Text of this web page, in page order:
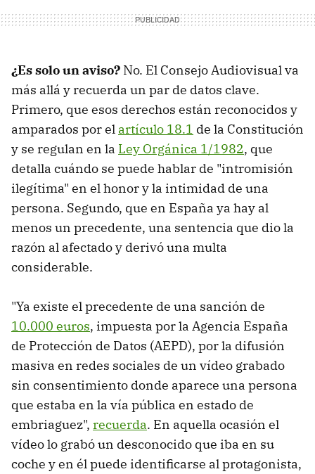
¿Es solo un aviso? No. El Consejo Audiovisual va
más allá y recuerda un par de datos clave.
Primero, que esos derechos están reconocidos y
amparados por el artículo 18.1 de la Constitución
y se regulan en la Ley Orgánica 1/1982, que
detalla cuándo se puede hablar de "intromisión
ilegítima" en el honor y la intimidad de una
persona. Segundo, que en España ya hay al
menos un precedente, una sentencia que dio la
razón al afectado y derivó una multa
considerable.
"Ya existe el precedente de una sanción de
10.000 euros, impuesta por la Agencia España
de Protección de Datos (AEPD), por la difusión
masiva en redes sociales de un vídeo grabado
sin consentimiento donde aparece una persona
que estaba en la vía pública en estado de
embriaguez", recuerda. En aquella ocasión el
vídeo lo grabó un desconocido que iba en su
coche y en él puede identificarse al protagonista,